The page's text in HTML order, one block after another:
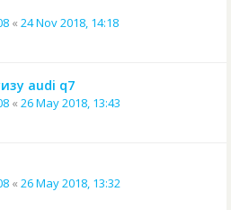
« 24 Nov 2018, 14:18
audi q7
« 26 May 2018, 13:43
« 26 May 2018, 13:32